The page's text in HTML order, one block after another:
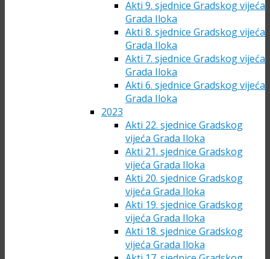
Akti 9. sjednice Gradskog vijeća
Grada Iloka
Akti 8. sjednice Gradskog vijeća
Grada Iloka
Akti 7. sjednice Gradskog vijeća
Grada Iloka
Akti 6. sjednice Gradskog vijeća
Grada Iloka
2023
Akti 22. sjednice Gradskog
vijeća Grada Iloka
Akti 21. sjednice Gradskog
vijeća Grada Iloka
Akti 20. sjednice Gradskog
vijeća Grada Iloka
Akti 19. sjednice Gradskog
vijeća Grada Iloka
Akti 18. sjednice Gradskog
vijeća Grada Iloka